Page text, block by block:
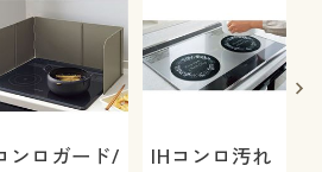
ンロガード/
IHコンロ汚れ